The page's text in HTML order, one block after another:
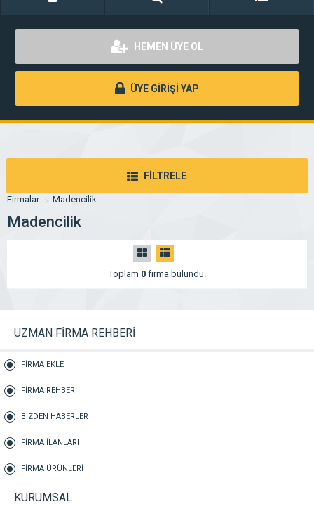
HEMEN ÜYE OL
ÜYE GİRİŞİ YAP
FİLTRELE
Firmalar Madencilik
Madencilik
Toplam 0firma bulundu.
UZMAN FİRMA REHBERİ
FİRMA EKLE
FİRMA REHBERİ
BİZDEN HABERLER
FİRMA İLANLARI
FİRMA ÜRÜNLERİ
KURUMSAL